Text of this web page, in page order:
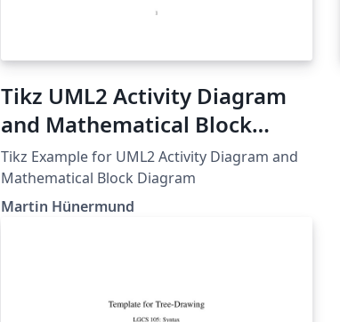
Tikz UML2 Activity Diagram
and Mathematical Block
Diagram
Tikz Example for UML2 Activity Diagram and
Mathematical Block Diagram
Martin Hünermund